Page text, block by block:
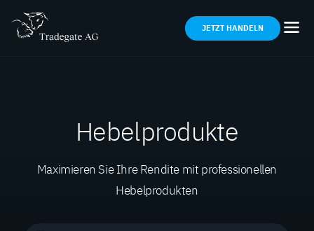
JETZT HANDELN
Hebelprodukte
Maximieren Sie Ihre Rendite mit professionellen
Hebelprodukten